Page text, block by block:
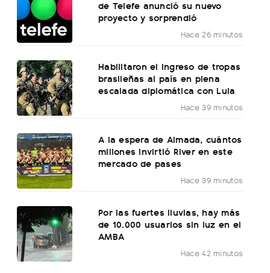
de Telefe anunció su nuevo
proyecto y sorprendió
Hace 26 minutos
Habilitaron el ingreso de tropas
brasileñas al país en plena
escalada diplomática con Lula
Hace 39 minutos
A la espera de Almada, cuántos
millones invirtió River en este
mercado de pases
Hace 39 minutos
Por las fuertes lluvias, hay más
de 10.000 usuarios sin luz en el
AMBA
Hace 42 minutos